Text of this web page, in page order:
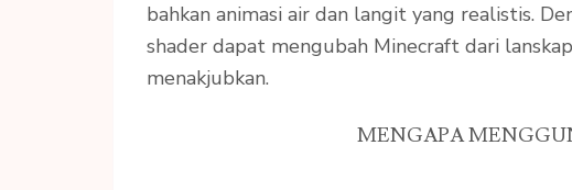
bahkan animasi air dan langit yang realistis.
shader dapat mengubah Minecraft dari
menakjubkan.
MENGAPA